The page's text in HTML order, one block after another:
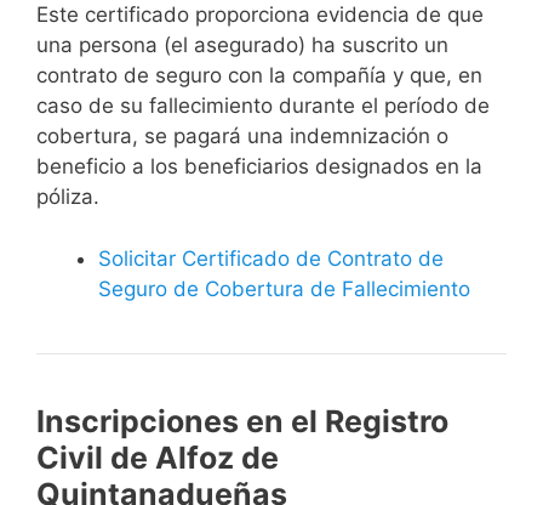
Este certificado proporciona evidencia de que
una persona (el asegurado) ha suscrito un
contrato de seguro con la compañía y que, en
caso de su fallecimiento durante el período de
cobertura, se pagará una indemnización o
beneficio a los beneficiarios designados en la
póliza.
Solicitar Certificado de Contrato de
Seguro de Cobertura de Fallecimiento
Inscripciones en el Registro
Civil de Alfoz de
Quintanadueñas